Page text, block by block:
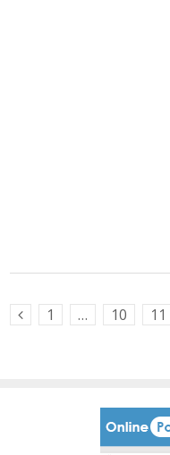
1 … 10 11